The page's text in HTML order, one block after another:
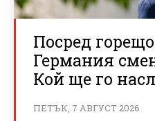
Посред
Германия
Кой ще го
ПЕТЪК, 7 АВГУСТ 2026